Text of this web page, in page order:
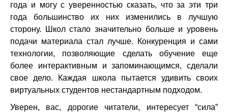
года и могу с уверенностью сказать, что за эти три
года большинство их них изменились в лучшую
сторону. Школ стало значительно больше и уровень
подачи материала стал лучше. Конкуренция и сами
технологии, позволяющие сделать обучение еще
более интерактивным и запоминающимся, сделали
свое дело. Каждая школа пытается удивить своих
виртуальных студентов нестандартным подходом.
Уверен, вас, дорогие читатели, интересует “сила”